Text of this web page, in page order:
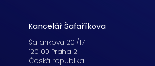
Kancelář Šafaříkova
Šafaříkova 201/17
120 00 Praha 2
Česká republika